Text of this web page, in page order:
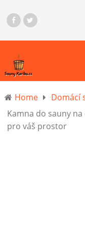
Home
Domácí
Kamna do sauny
pro váš prostor